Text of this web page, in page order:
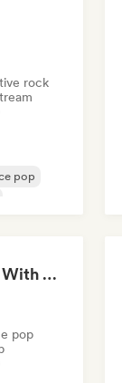
rock
pop
🎀 🤍 Get Ready With Me🤍 🎀 GRWM Playlist
pop